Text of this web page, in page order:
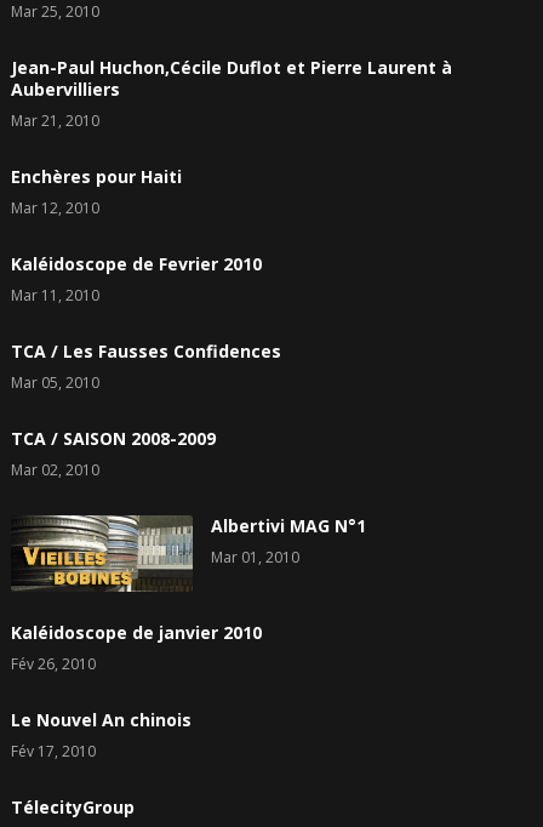
Mar 25, 2010
Jean-Paul Huchon,Cécile Duflot et Pierre Laurent à
Aubervilliers
Mar 21, 2010
Enchères pour Haiti
Mar 12, 2010
Kaléidoscope de Fevrier 2010
Mar 11, 2010
TCA / Les Fausses Confidences
Mar 05, 2010
TCA / SAISON 2008-2009
Mar 02, 2010
Albertivi MAG N°1
Mar 01, 2010
Kaléidoscope de janvier 2010
Fév 26, 2010
Le Nouvel An chinois
Fév 17, 2010
TélecityGroup